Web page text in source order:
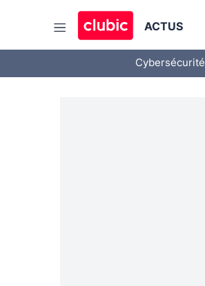
ACTUS
Cybersécurité